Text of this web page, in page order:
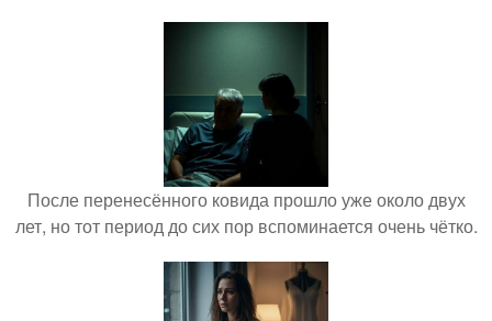
После перенесённого ковида прошло уже около двух
лет, но тот период до сих пор вспоминается очень чётко.